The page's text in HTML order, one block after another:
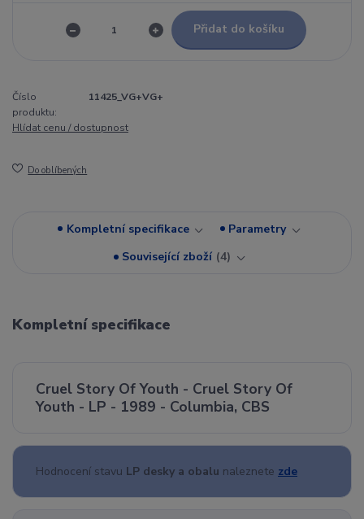
Přidat do košíku
Číslo
produktu:
11425_VG+VG+
Hlídat cenu / dostupnost
Do oblíbených
Kompletní specifikace
Parametry
Související zboží 4
Kompletní specifikace
Cruel Story Of Youth - Cruel Story Of
Youth - LP - 1989 - Columbia, CBS
Hodnocení stavu LP desky a obalu naleznete zde